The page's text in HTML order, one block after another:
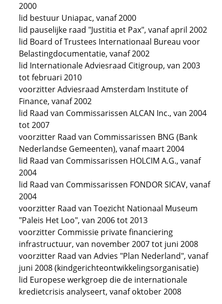
2000
lid bestuur Uniapac, vanaf 2000
lid pauselijke raad "Justitia et Pax", vanaf april 2002
lid Board of Trustees Internationaal Bureau voor
Belastingdocumentatie, vanaf 2002
lid Internationale Adviesraad Citigroup, van 2003
tot februari 2010
voorzitter Adviesraad Amsterdam Institute of
Finance, vanaf 2002
lid Raad van Commissarissen ALCAN Inc., van 2004
tot 2007
voorzitter Raad van Commissarissen BNG (Bank
Nederlandse Gemeenten), vanaf maart 2004
lid Raad van Commissarissen HOLCIM A.G., vanaf
2004
lid Raad van Commissarissen FONDOR SICAV, vanaf
2004
voorzitter Raad van Toezicht Nationaal Museum
"Paleis Het Loo", van 2006 tot 2013
voorzitter Commissie private financiering
infrastructuur, van november 2007 tot juni 2008
voorzitter Raad van Advies "Plan Nederland", vanaf
juni 2008 (kindgerichteontwikkelingsorganisatie)
lid Europese werkgroep die de internationale
kredietcrisis analyseert, vanaf oktober 2008